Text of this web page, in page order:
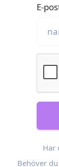
E-
Har
Behöver